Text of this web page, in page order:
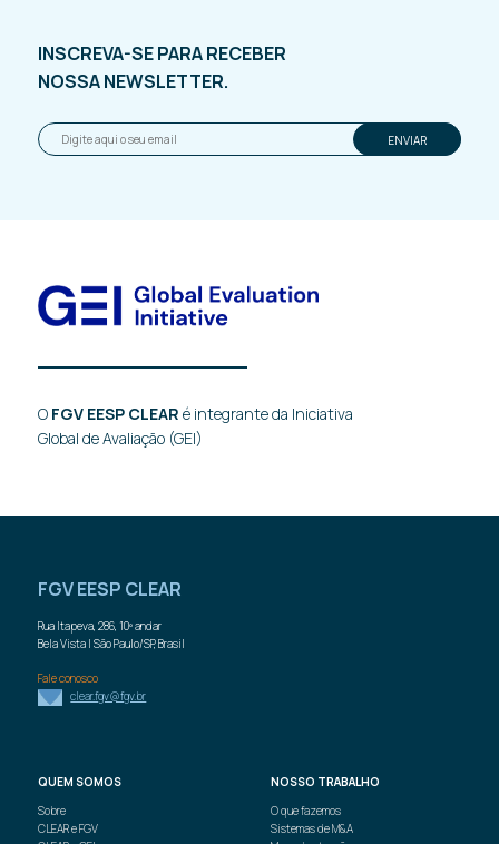
INSCREVA-SE PARA RECEBER
NOSSA NEWSLETTER.
O FGV EESP CLEAR é integrante da Iniciativa
Global de Avaliação (GEI)
FGV EESP CLEAR
Rua Itapeva, 286, 10º andar
Bela Vista | São Paulo/SP, Brasil
Fale conosco
clear.fgv@fgv.br
QUEM SOMOS
Sobre
CLEAR e FGV
NOSSO TRABALHO
O que fazemos
Sistemas de M&A